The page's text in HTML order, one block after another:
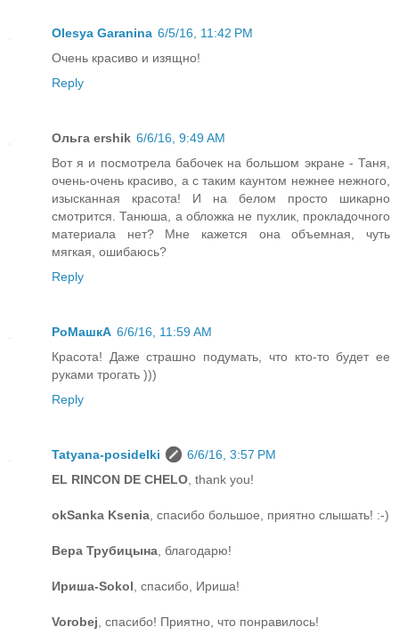
Olesya Garanina 6/5/16, 11:42 PM
Очень красиво и изящно!
Reply
Ольга ershik 6/6/16, 9:49 AM
Вот я и посмотрела бабочек на большом экране - Таня,
очень-очень красиво, а с таким каунтом нежнее нежного,
изысканная красота! И на белом просто шикарно
смотрится. Танюша, а обложка не пухлик, прокладочного
материала нет? Мне кажется она объемная, чуть
мягкая, ошибаюсь?
Reply
РоМашкА 6/6/16, 11:59 AM
Красота! Даже страшно подумать, что кто-то будет ее
руками трогать )))
Reply
Tatyana-posidelki
6/6/16, 3:57 PM
EL RINCON DE CHELO , thank you!
okSanka Ksenia , спасибо большое, приятно слышать! :-)
Вера Трубицына , благодарю!
Ириша-Sokol , спасибо, Ириша!
Vorobej , спасибо! Приятно, что понравилось!